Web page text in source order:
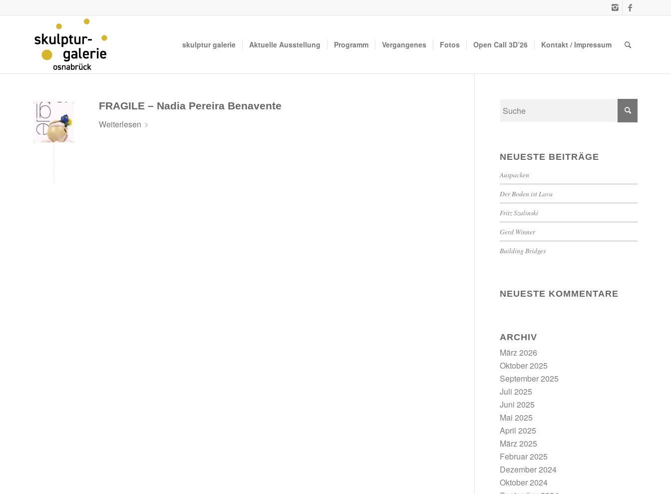
skulptur galerie Aktuelle Ausstellung Programm Vergangenes Fotos Open Call 3D’26 Kontakt / Impressum
FRAGILE – Nadia Pereira Benavente
Weiterlesen
NEUESTE BEITRÄGE
Auspacken
Der Boden ist Lava
Fritz Szalinski
Gerd Winner
Building Bridges
NEUESTE KOMMENTARE
ARCHIV
März 2026
Oktober 2025
September 2025
Juli 2025
Juni 2025
Mai 2025
April 2025
März 2025
Februar 2025
Dezember 2024
Oktober 2024